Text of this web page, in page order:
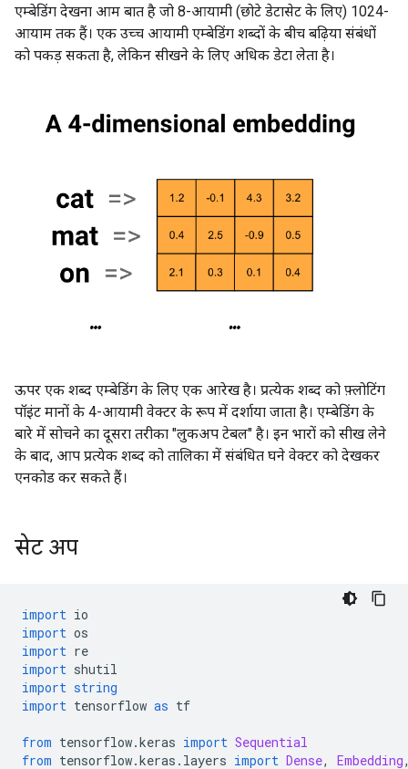
एम्बेडिंग देखना आम बात है जो 8-आयामी (छोटे डेटासेट के लिए) 1024-
आयाम तक हैं। एक उच्च आयामी एम्बेडिंग शब्दों के बीच बढ़िया संबंधों
को पकड़ सकता है, लेकिन सीखने के लिए अधिक डेटा लेता है।
ऊपर एक शब्द एम्बेडिंग के लिए एक आरेख है। प्रत्येक शब्द को फ़्लोटिंग
पॉइंट मानों के 4-आयामी वेक्टर के रूप में दर्शाया जाता है। एम्बेडिंग के
बारे में सोचने का दूसरा तरीका "लुकअप टेबल" है। इन भारों को सीख लेने
के बाद, आप प्रत्येक शब्द को तालिका में संबंधित घने वेक्टर को देखकर
एनकोड कर सकते हैं।
सेट अप
import io
import os
import re
import shutil
import string
import tensorflow as tf
from tensorflow.keras import Sequential
from tensorflow.keras . layers import Dense, Embedding